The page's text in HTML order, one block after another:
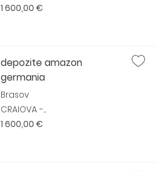
1 600,00 €
depozite amazon
germania
Brasov
CRAIOVA -...
1 600,00 €